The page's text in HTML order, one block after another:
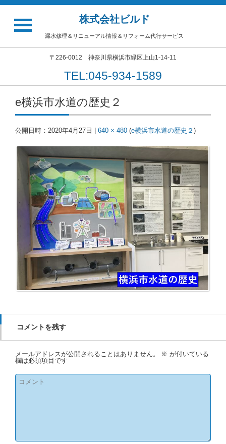
株式会社ビルド
漏水修理＆リニューアル情報＆リフォーム代行サービス
〒226-0012 神奈川県横浜市緑区上山1-14-11
TEL:045-934-1589
e横浜市水道の歴史２
公開日時： 2020年4月27日 640 × 480 (e横浜市水道の歴史２ )
コメントを残す
メールアドレスが公開されることはありません。 ※ が付いている
欄は必須項目です